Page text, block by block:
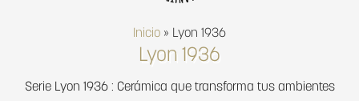
Inicio » Lyon 1936
Lyon 1936
Serie Lyon 1936 : Cerámica que transforma tus ambientes